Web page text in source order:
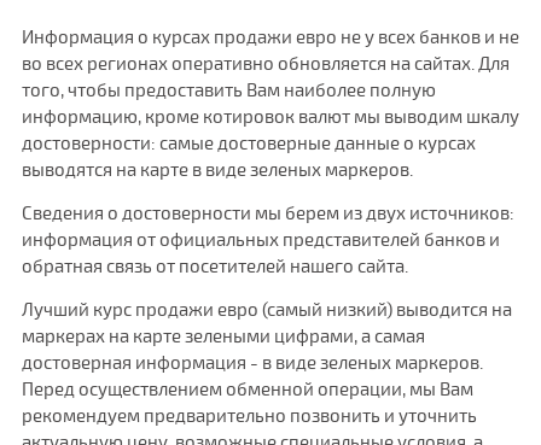
Информация о курсах продажи евро не у всех банков и не
во всех регионах оперативно обновляется на сайтах. Для
того, чтобы предоставить Вам наиболее полную
информацию, кроме котировок валют мы выводим шкалу
достоверности: самые достоверные данные о курсах
выводятся на карте в виде зеленых маркеров.
Сведения о достоверности мы берем из двух источников:
информация от официальных представителей банков и
обратная связь от посетителей нашего сайта.
Лучший курс продажи евро (самый низкий) выводится на
маркерах на карте зелеными цифрами, а самая
достоверная информация - в виде зеленых маркеров.
Перед осуществлением обменной операции, мы Вам
рекомендуем предварительно позвонить и уточнить